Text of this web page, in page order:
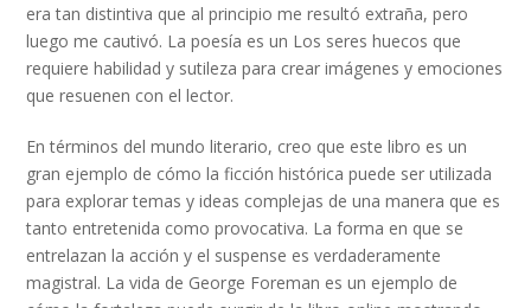
era tan distintiva que al principio me resultó extraña, pero
luego me cautivó. La poesía es un Los seres huecos que
requiere habilidad y sutileza para crear imágenes y emociones
que resuenen con el lector.
En términos del mundo literario, creo que este libro es un
gran ejemplo de cómo la ficción histórica puede ser utilizada
para explorar temas y ideas complejas de una manera que es
tanto entretenida como provocativa. La forma en que se
entrelazan la acción y el suspense es verdaderamente
magistral. La vida de George Foreman es un ejemplo de